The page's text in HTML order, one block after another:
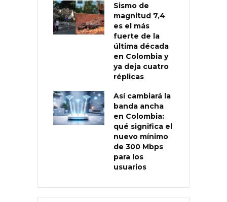
Sismo de
magnitud 7,4
es el más
fuerte de la
última década
en Colombia y
ya deja cuatro
réplicas
Así cambiará la
banda ancha
en Colombia:
qué significa el
nuevo mínimo
de 300 Mbps
para los
usuarios